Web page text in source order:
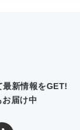
新情報をGET!
届け中